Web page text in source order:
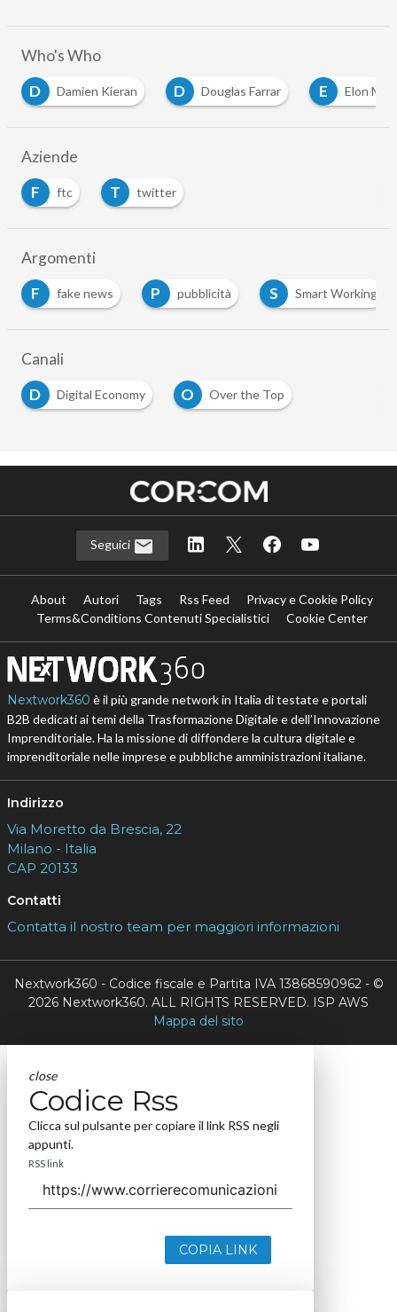
Who's Who
D Douglas Farrar E Elon Musk L Lea
Aziende
F
ftc T twitter
Argomenti
P pubblicità S Smart Working S social
Canali
D
Digital Economy O Over the Top
Seguici
About Autori Tags Rss Feed
Privacy e Cookie Policy
Terms&Conditions Contenuti Specialistici
Cookie Center
Nextwork360 è il più grande network in Italia di testate e portali
B2B dedicati ai temi della Trasformazione Digitale e dell’Innovazione
Imprenditoriale. Ha la missione di diffondere la cultura digitale e
imprenditoriale nelle imprese e pubbliche amministrazioni italiane.
Indirizzo
Via Moretto da Brescia, 22
Milano - Italia
CAP 20133
Contatti
Contatta il nostro team per maggiori informazioni
Nextwork360 - Codice fiscale e Partita IVA 13868590962 - ©
2026 Nextwork360. ALL RIGHTS RESERVED. ISP AWS
Mappa del sito
close
Codice Rss
Clicca sul pulsante per copiare il link RSS negli
appunti.
RSS link
COPIA LINK